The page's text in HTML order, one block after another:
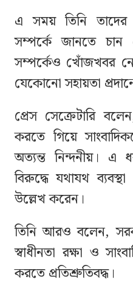
এ সময় তিনি তাদের
সম্পর্কে জানতে চান
সম্পর্কেও খোঁজখবর
যেকোনো সহায়তা
প্রেস সেক্রেটারি
করতে গিয়ে
অত্যন্ত নিন্দনীয়। এ
বিরুদ্ধে যথাযথ
উল্লেখ করেন।
তিনি আরও বলেন,
স্বাধীনতা রক্ষা ও
করতে প্রতিশ্রুতিবদ্ধ।